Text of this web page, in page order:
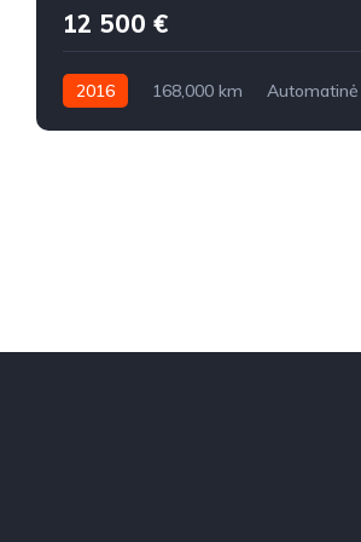
12 500 €
2016 168,000 km
Automatinė